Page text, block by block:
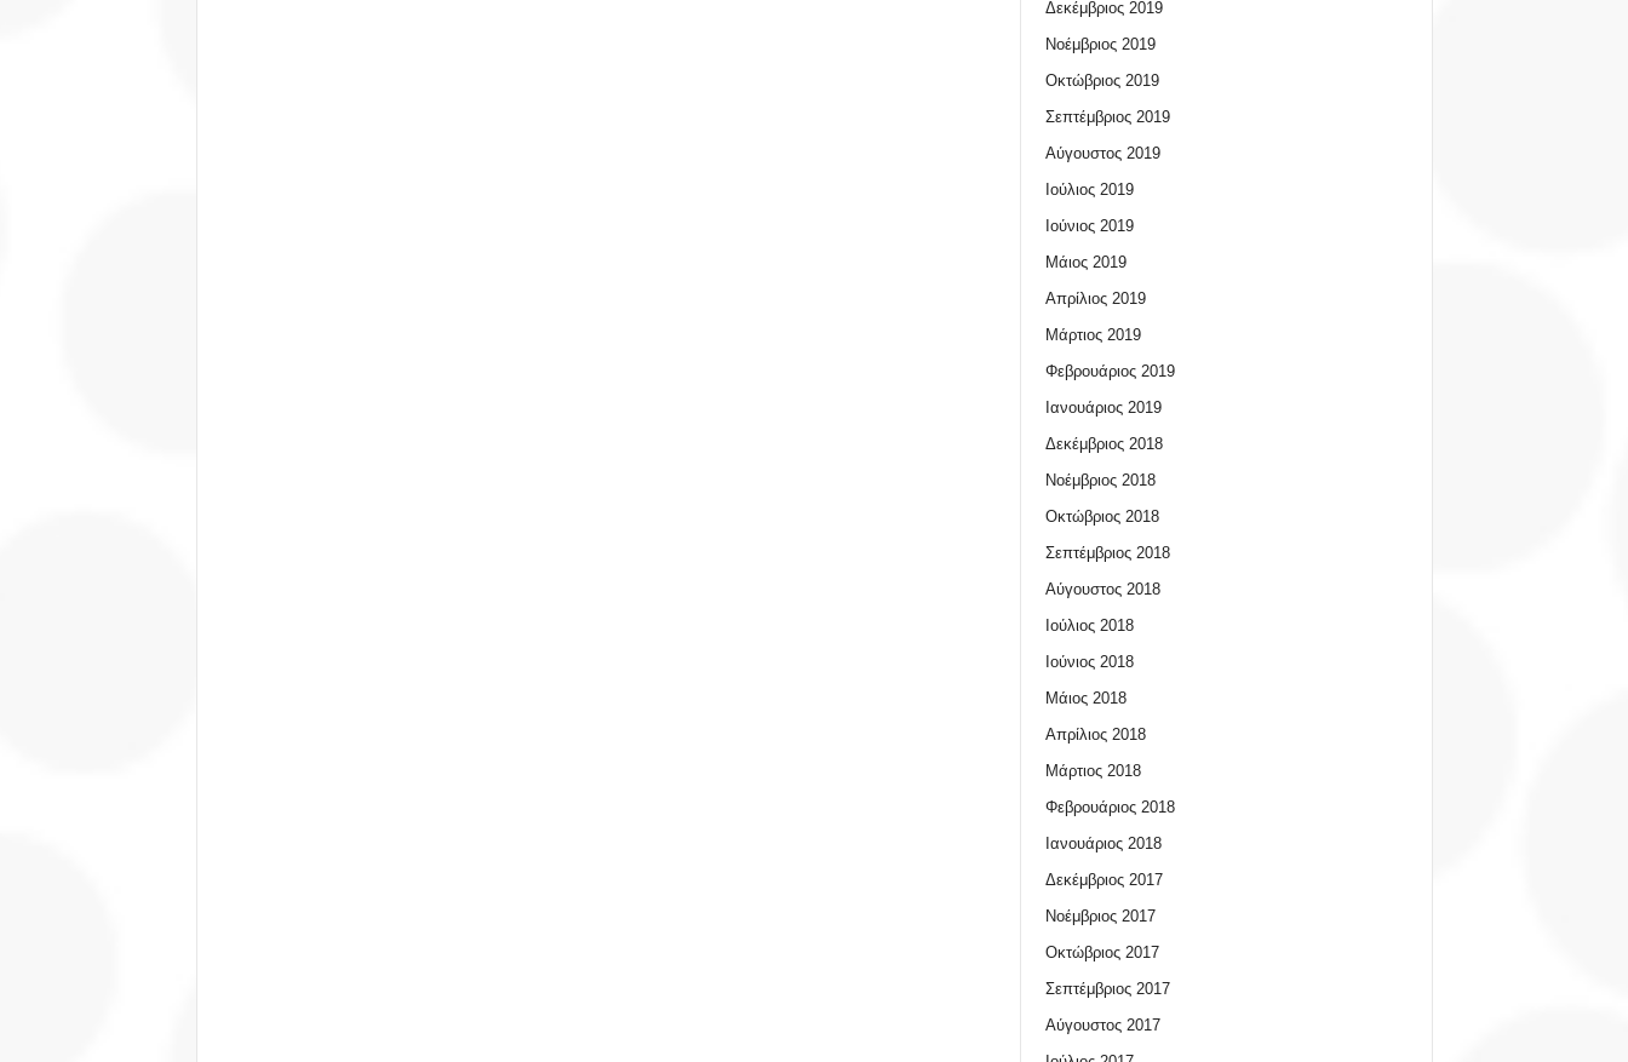
Δεκέμβριος 2019
Νοέμβριος 2019
Οκτώβριος 2019
Σεπτέμβριος 2019
Αύγουστος 2019
Ιούλιος 2019
Ιούνιος 2019
Μάιος 2019
Απρίλιος 2019
Μάρτιος 2019
Φεβρουάριος 2019
Ιανουάριος 2019
Δεκέμβριος 2018
Νοέμβριος 2018
Οκτώβριος 2018
Σεπτέμβριος 2018
Αύγουστος 2018
Ιούλιος 2018
Ιούνιος 2018
Μάιος 2018
Απρίλιος 2018
Μάρτιος 2018
Φεβρουάριος 2018
Ιανουάριος 2018
Δεκέμβριος 2017
Νοέμβριος 2017
Οκτώβριος 2017
Σεπτέμβριος 2017
Αύγουστος 2017